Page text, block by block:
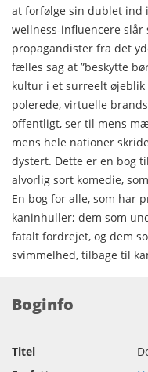
at forfølge sin dublet ind
wellness-influencere
propagandister fra det
fælles sag at ”beskytte
kultur i et surreelt øjeblik
polerede, virtuelle
offentligt, ser til mens
mens hele nationer
dystert. Dette er en bog
alvorlig sort komedie,
En bog for alle, som har
kaninhuller; dem som
fatalt fordrejet, og dem
svimmelhed, tilbage til
Boginfo
Titel